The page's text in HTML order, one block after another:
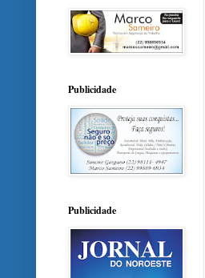
Publicidade
Publicidade